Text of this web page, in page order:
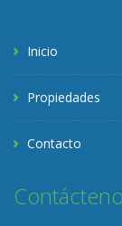
Inicio
Propiedades
Contacto